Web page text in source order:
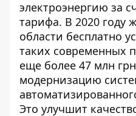
электроэнергию за
тарифа. В 2020 году
области бесплатно
таких современных
еще более 47 млн
модернизацию
Это улучшит